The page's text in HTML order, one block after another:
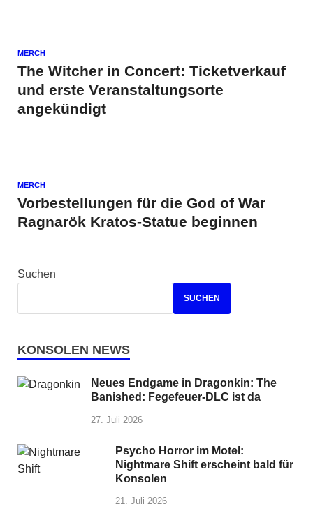
MERCH
The Witcher in Concert: Ticketverkauf
und erste Veranstaltungsorte
angekündigt
MERCH
Vorbestellungen für die God of War
Ragnarök Kratos-Statue beginnen
Suchen
SUCHEN
KONSOLEN NEWS
Neues Endgame in Dragonkin: The
Banished: Fegefeuer-DLC ist da
27. Juli 2026
Psycho Horror im Motel:
Nightmare Shift erscheint bald für
Konsolen
21. Juli 2026